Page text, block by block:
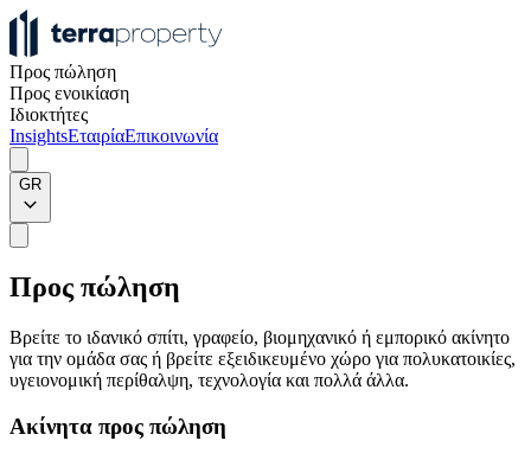
Προς πώληση
Προς ενοικίαση
Ιδιοκτήτες
InsightsΕταιρίαΕπικοινωνία
GR
Προς πώληση
Βρείτε το ιδανικό σπίτι, γραφείο, βιομηχανικό ή εμπορικό ακίνητο
για την ομάδα σας ή βρείτε εξειδικευμένο χώρο για πολυκατοικίες,
υγειονομική περίθαλψη, τεχνολογία και πολλά άλλα.
Ακίνητα προς πώληση